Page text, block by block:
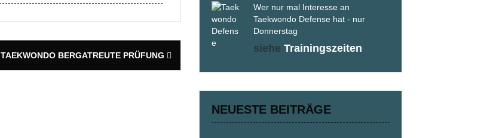
TAEKWONDO BERGATREUTE PRÜFUNG
Wer nur mal Interesse an
Taekwondo Defense hat - nur
Donnerstag
siehe Trainingszeiten
NEUESTE BEITRÄGE